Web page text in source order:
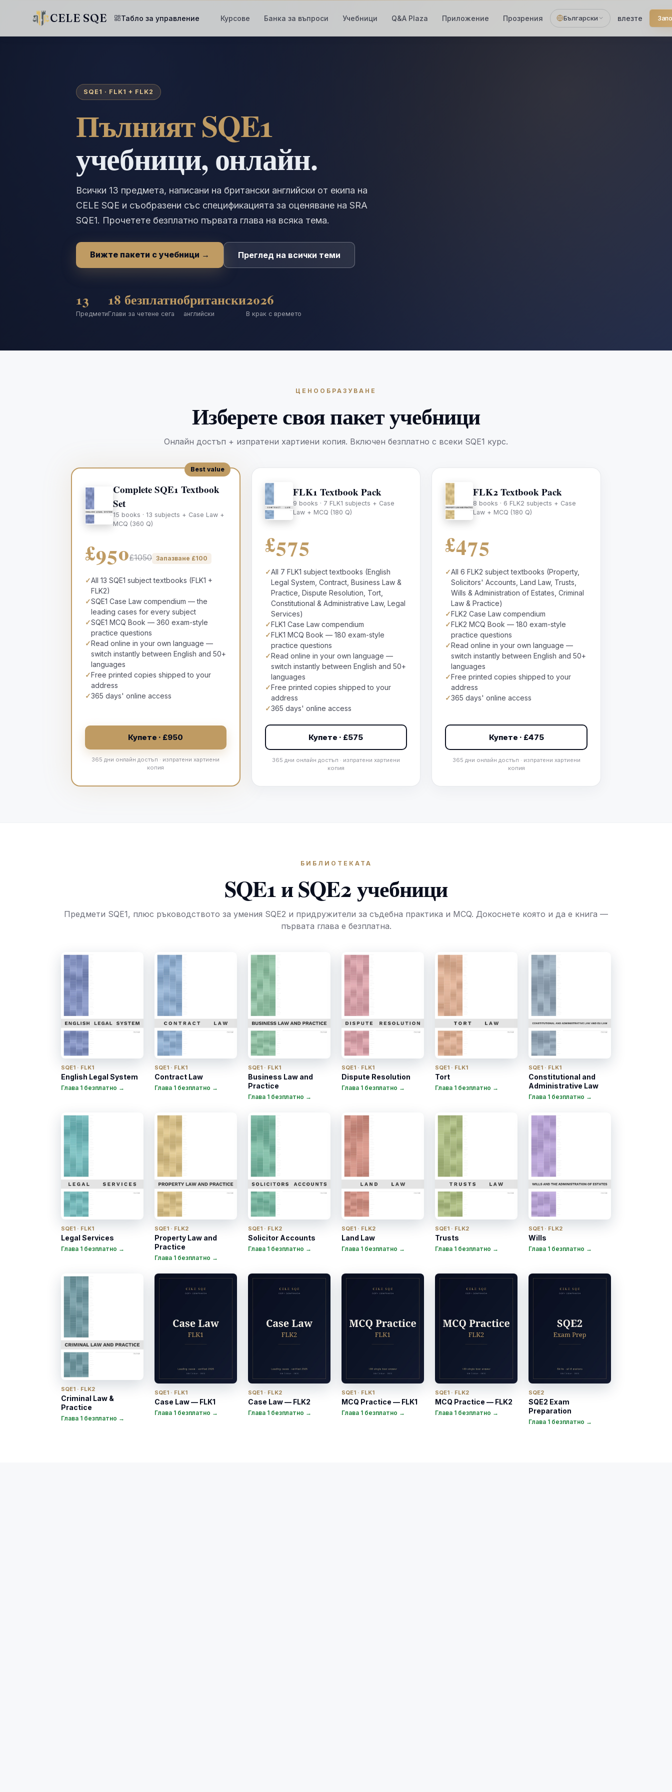
CELE SQE Табло за управление Курсове Банка за въпроси Учебници Q&A Plaza Приложение Прозрения Български влезте
SQE1 · FLK1 + FLK2
Пълният SQE1
учебници, онлайн.
Всички 13 предмета, написани на британски английски от екипа на
CELE SQE и съобразени със спецификацията за оценяване на SRA
SQE1. Прочетете безплатно първата глава на всяка тема.
Вижте пакети с учебници → Преглед на всички теми
13
Предмети
18 безплатно
Глави за четене сега
британски
английски
2026
В крак с времето
ЦЕНООБРАЗУВАНЕ
Изберете своя пакет учебници
Онлайн достъп + изпратени хартиени копия. Включен безплатно с всеки SQE1 курс.
Best value
Complete SQE1 Textbook
Set
15 books · 13 subjects + Case Law +
MCQ (360 Q)
£950£1050 Запазване £100
✓All 13 SQE1 subject textbooks (FLK1 +
FLK2)
✓SQE1 Case Law compendium — the
leading cases for every subject
✓SQE1 MCQ Book — 360 exam-style
practice questions
✓Read online in your own language —
switch instantly between English and 50+
languages
✓Free printed copies shipped to your
address
✓365 days' online access
Купете · £950
365 дни онлайн достъп · изпратени хартиени
копия
FLK1 Textbook Pack
9 books · 7 FLK1 subjects + Case
Law + MCQ (180 Q)
£575
✓All 7 FLK1 subject textbooks (English
Legal System, Contract, Business Law &
Practice, Dispute Resolution, Tort,
Constitutional & Administrative Law, Legal
Services)
✓FLK1 Case Law compendium
✓FLK1 MCQ Book — 180 exam-style
practice questions
✓Read online in your own language —
switch instantly between English and 50+
languages
✓Free printed copies shipped to your
address
✓365 days' online access
Купете · £575
365 дни онлайн достъп · изпратени хартиени
копия
FLK2 Textbook Pack
8 books · 6 FLK2 subjects + Case
Law + MCQ (180 Q)
£475
✓All 6 FLK2 subject textbooks (Property,
Solicitors' Accounts, Land Law, Trusts,
Wills & Administration of Estates, Criminal
Law & Practice)
✓FLK2 Case Law compendium
✓FLK2 MCQ Book — 180 exam-style
practice questions
✓Read online in your own language —
switch instantly between English and 50+
languages
✓Free printed copies shipped to your
address
✓365 days' online access
Купете · £475
365 дни онлайн достъп · изпратени хартиени
копия
БИБЛИОТЕКАТА
SQE1 и SQE2 учебници
Предмети SQE1, плюс ръководството за умения SQE2 и придружители за съдебна практика и MCQ. Докоснете която и да е книга —
първата глава е безплатна.
SQE1 · FLK1
English Legal System
Глава 1 безплатно →
SQE1 · FLK1
Contract Law
Глава 1 безплатно →
SQE1 · FLK1
Business Law and
Practice
Глава 1 безплатно →
SQE1 · FLK1
Dispute Resolution
Глава 1 безплатно →
SQE1 · FLK1
Tort
Глава 1 безплатно →
SQE1 · FLK1
Constitutional and
Administrative Law
Глава 1 безплатно →
SQE1 · FLK1
Legal Services
Глава 1 безплатно →
SQE1 · FLK2
Property Law and
Practice
Глава 1 безплатно →
SQE1 · FLK2
Solicitor Accounts
Глава 1 безплатно →
SQE1 · FLK2
Land Law
Глава 1 безплатно →
SQE1 · FLK2
Trusts
Глава 1 безплатно →
SQE1 · FLK2
Wills
Глава 1 безплатно →
SQE1 · FLK2
Criminal Law &
Practice
Глава 1 безплатно →
SQE1 · FLK1
Case Law — FLK1
Глава 1 безплатно →
SQE1 · FLK2
Case Law — FLK2
Глава 1 безплатно →
SQE1 · FLK1
MCQ Practice — FLK1
Глава 1 безплатно →
SQE1 · FLK2
MCQ Practice — FLK2
Глава 1 безплатно →
SQE2
SQE2 Exam
Preparation
Глава 1 безплатно →